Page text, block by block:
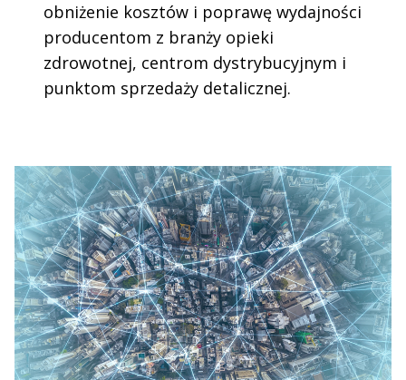
obniżenie kosztów i poprawę wydajności
producentom z branży opieki
zdrowotnej, centrom dystrybucyjnym i
punktom sprzedaży detalicznej.